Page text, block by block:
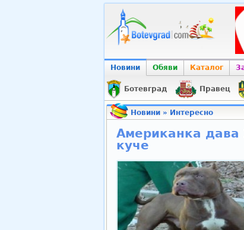
Новини Обяви Каталог
Ботевград Правец
Новини» Интересно
Американка дава
куче